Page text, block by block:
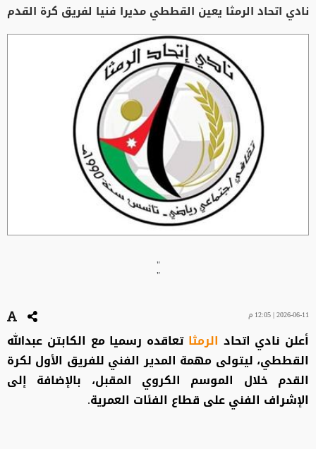
نادي اتحاد الرمثا يعين القططي مديرا فنيا لفريق كرة القدم
"
"
2026-06-11 | 12:05 م
أعلن نادي اتحاد الرمثاتعاقده رسميا مع الكابتن عبدالله
القططي، ليتولى مهمة المدير الفني للفريق الأول لكرة
القدم خلال الموسم الكروي المقبل، بالإضافة إلى
الإشراف الفني على قطاع الفئات العمرية.